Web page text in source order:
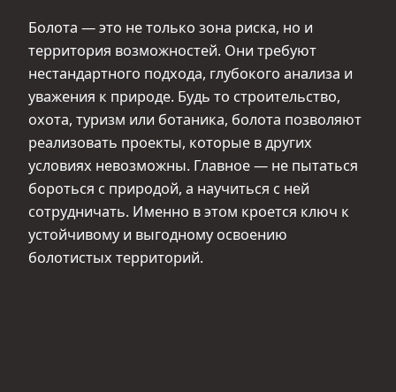
Болота — это не только зона риска, но и
территория возможностей. Они требуют
нестандартного подхода, глубокого анализа и
уважения к природе. Будь то строительство,
охота, туризм или ботаника, болота позволяют
реализовать проекты, которые в других
условиях невозможны. Главное — не пытаться
бороться с природой, а научиться с ней
сотрудничать. Именно в этом кроется ключ к
устойчивому и выгодному освоению
болотистых территорий.